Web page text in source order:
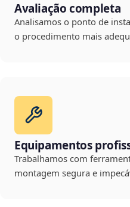
Avaliação completa
Analisamos o ponto de
o procedimento mais
Equipamentos
Trabalhamos com
montagem segura e